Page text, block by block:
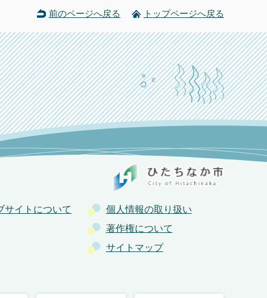
前のページへ戻る トップページへ戻る
サイトについて
個人情報の取り扱い
著作権について
サイトマップ